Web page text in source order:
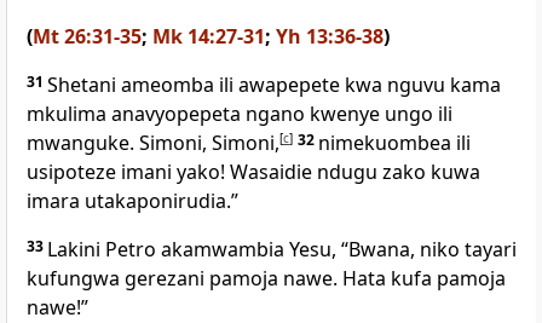
(Mt 26:31-35; Mk 14:27-31; Yh 13:36-38)
31 Shetani ameomba ili awapepete kwa nguvu kama
mkulima anavyopepeta ngano kwenye ungo ili
mwanguke. Simoni, Simoni,[c] 32 nimekuombea ili
usipoteze imani yako! Wasaidie ndugu zako kuwa
imara utakaponirudia.”
33 Lakini Petro akamwambia Yesu, “Bwana, niko tayari
kufungwa gerezani pamoja nawe. Hata kufa pamoja
nawe!”